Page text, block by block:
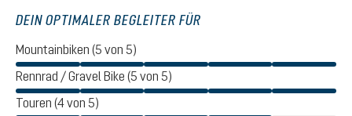
DEIN OPTIMALER BEGLEITER FÜR
Mountainbiken (5 von 5)
Rennrad / Gravel Bike (5 von 5)
Touren (4 von 5)